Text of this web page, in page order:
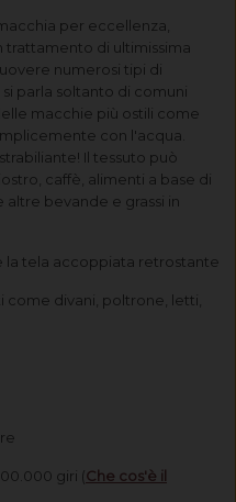
per eccellenza,
trattamento di ultimissima
numerosi tipi di
si parla soltanto di comuni
macchie più ostili come
con l'acqua.
Il tessuto può
caffè, alimenti a base di
bevande e grassi in
la tela accoppiata retrostante
divani, poltrone, letti,
giri (Che cos'è il